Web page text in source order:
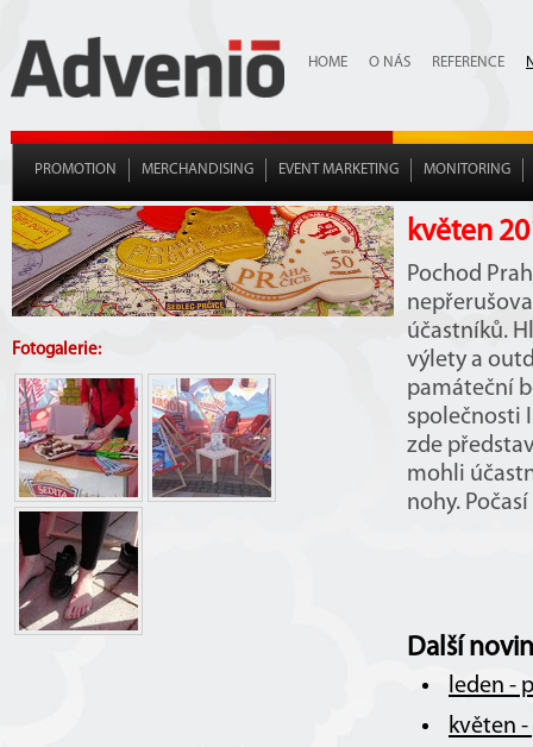
HOME O NÁS REFERENCE
PROMOTION MERCHANDISING EVENT MARKETING MONITORING
Fotogalerie:
květen
Pochod
účastníků.
výlety a
památeční
společnosti
zde
mohli
nohy.
Další
leden -
květen